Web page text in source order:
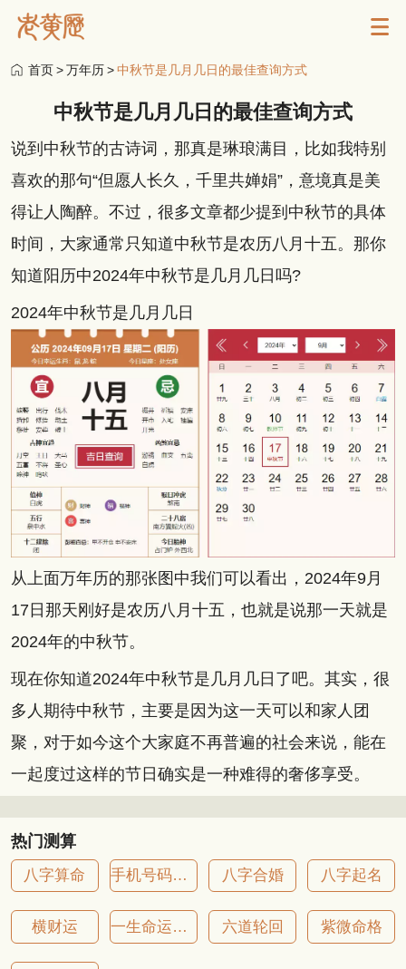
首页>万年历>中秋节是几月几日的最佳查询方式
中秋节是几月几日的最佳查询方式
说到中秋节的古诗词，那真是琳琅满目，比如我特别
喜欢的那句“但愿人长久，千里共婵娟”，意境真是美
得让人陶醉。不过，很多文章都少提到中秋节的具体
时间，大家通常只知道中秋节是农历八月十五。那你
知道阳历中2024年中秋节是几月几日吗?
2024年中秋节是几月几日
从上面万年历的那张图中我们可以看出，2024年9月
17日那天刚好是农历八月十五，也就是说那一天就是
2024年的中秋节。
现在你知道2024年中秋节是几月几日了吧。其实，很
多人期待中秋节，主要是因为这一天可以和家人团
聚，对于如今这个大家庭不再普遍的社会来说，能在
一起度过这样的节日确实是一种难得的奢侈享受。
热门测算
八字算命 手机号码吉凶 八字合婚 八字起名
横财运 一生命运详批 六道轮回 紫微命格